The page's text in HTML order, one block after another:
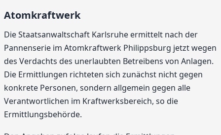
Atomkraftwerk
Die Staatsanwaltschaft Karlsruhe ermittelt nach der
Pannenserie im Atomkraftwerk Philippsburg jetzt wegen
des Verdachts des unerlaubten Betreibens von Anlagen.
Die Ermittlungen richteten sich zunächst nicht gegen
konkrete Personen, sondern allgemein gegen alle
Verantwortlichen im Kraftwerksbereich, so die
Ermittlungsbehörde.